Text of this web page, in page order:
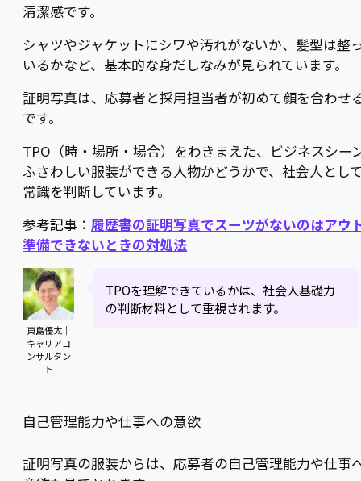
清潔感です。
シャツやジャケットにシワや汚れがないか、髪型は整
いるかなど、基本的な身だしなみが見られています。
証明写真は、応募者と採用担当者が初めて顔を合わせ
です。
TPO（時・場所・場合）をわきまえた、ビジネスシー
ふさわしい服装ができる人物かどうかで、社会人とし
常識を判断しています。
参考記事： 履歴書の証明写真でスーツがないのはアウ
準備できないときの対処法
東島優太｜
キャリアコ
ンサルタン
ト
TPOを理解できているかは、社会人基礎力
の判断材料として重視されます。
自己管理能力や仕事への意欲
証明写真の服装からは、応募者の自己管理能力や仕事